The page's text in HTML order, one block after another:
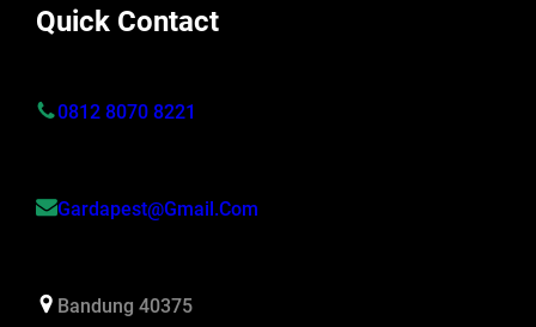
Quick Contact
0812 8070 8221
Gardapest@gmail.com
Bandung 40375